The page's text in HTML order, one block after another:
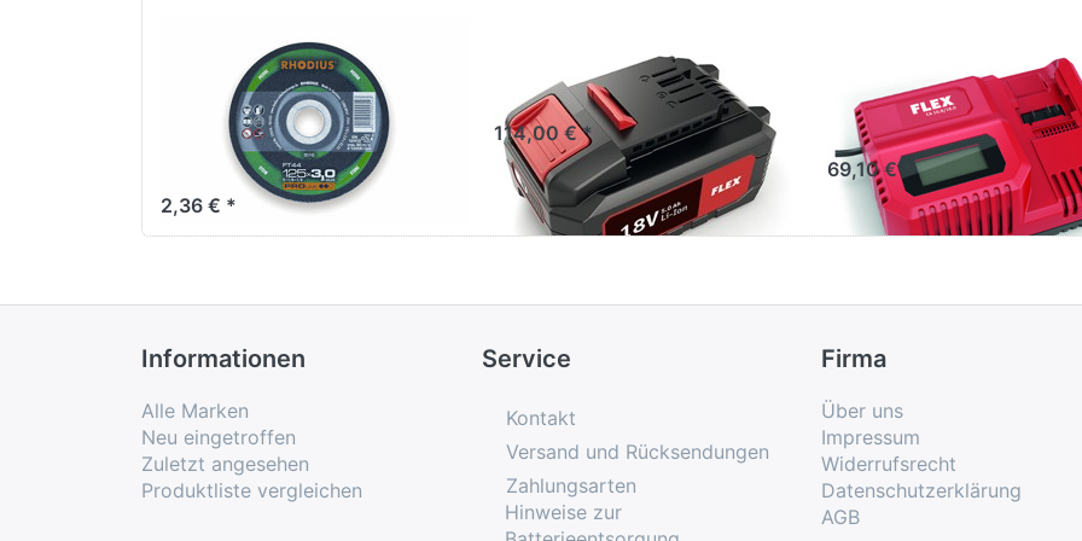
Rhodius
Trennscheibe FT 44
gerade 180 x 3.0 x
22,23 mm
2,36 € *
Flex Akku Li-Ion 18.0
V/5.0 Ah
114,00 € *
Schnellladegerät
10,8/18,0 V
69,10 € *
Informationen
Alle Marken
Neu eingetroffen
Zuletzt angesehen
Produktliste vergleichen
Service
Kontakt
Versand und Rücksendungen
Zahlungsarten
Hinweise zur
Firma
Über uns
Impressum
Widerrufsrecht
Datenschutzerklärung
AGB